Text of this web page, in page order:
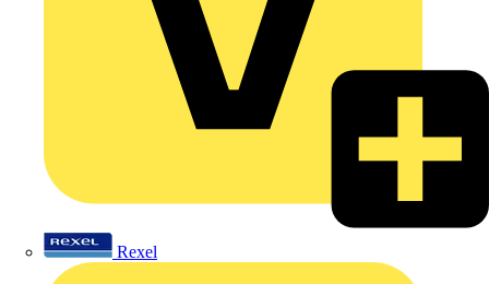
Rexel